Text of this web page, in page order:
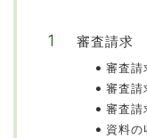
審査請求
審査請
審査請
審査請
資料の